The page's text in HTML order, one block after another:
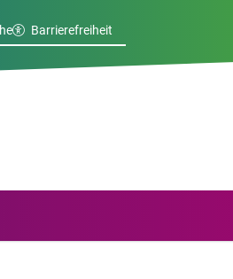
Barrierefreiheit